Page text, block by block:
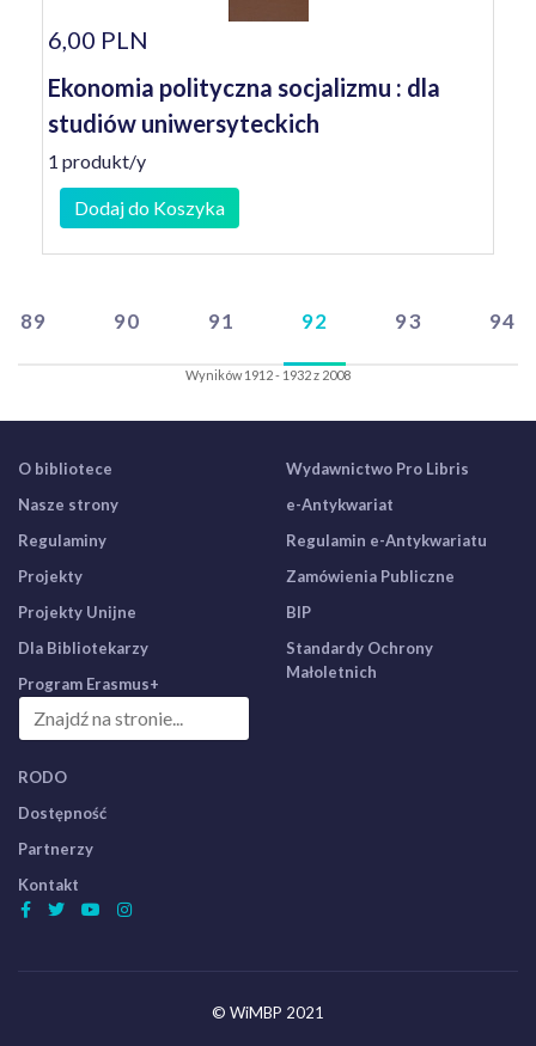
6,00 PLN
Ekonomia polityczna socjalizmu : dla
studiów uniwersyteckich
1 produkt/y
Dodaj do Koszyka
89 90 91 92 93 94
Wyników 1912 - 1932 z 2008
O bibliotece
Nasze strony
Regulaminy
Projekty
Projekty Unijne
Dla Bibliotekarzy
Program Erasmus+
Wydawnictwo Pro Libris
e-Antykwariat
Regulamin e-Antykwariatu
Zamówienia Publiczne
BIP
Standardy Ochrony
Małoletnich
RODO
Dostępność
Partnerzy
Kontakt
© WiMBP 2021